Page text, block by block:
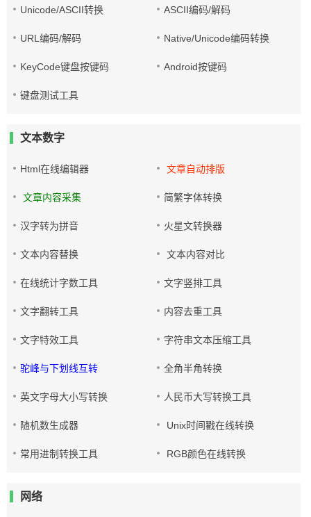
Unicode/ASCII转换 ASCII编码/解码
URL编码/解码 Native/Unicode编码转换
KeyCode键盘按键码 Android按键码
键盘测试工具
文本数字
Html在线编辑器 文章自动排版
文章内容采集 简繁字体转换
汉字转为拼音 火星文转换器
文本内容替换 文本内容对比
在线统计字数工具 文字竖排工具
文字翻转工具 内容去重工具
文字特效工具 字符串文本压缩工具
驼峰与下划线互转 全角半角转换
英文字母大小写转换 人民币大写转换工具
随机数生成器 Unix时间戳在线转换
常用进制转换工具 RGB颜色在线转换
网络